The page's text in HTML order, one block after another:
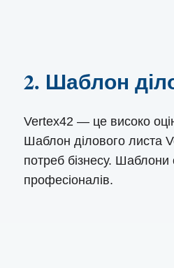
2. Шаблон
Vertex42 — це високо
Шаблон ділового листа
потреб бізнесу.
професіоналів.